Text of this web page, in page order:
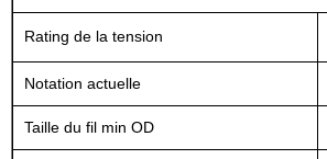
Rating de la tension
Notation actuelle
Taille du fil min OD